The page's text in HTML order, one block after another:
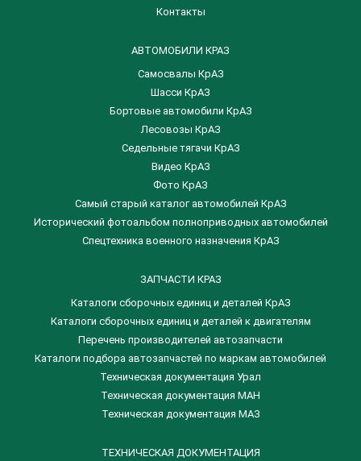
Контакты
АВТОМОБИЛИ КРАЗ
Самосвалы КрАЗ
Шасси КрАЗ
Бортовые автомобили КрАЗ
Лесовозы КрАЗ
Седельные тягачи КрАЗ
Видео КрАЗ
Фото КрАЗ
Самый старый каталог автомобилей КрАЗ
Исторический фотоальбом полноприводных автомобилей
Спецтехника военного назначения КрАЗ
ЗАПЧАСТИ КРАЗ
Каталоги сборочных единиц и деталей КрАЗ
​Каталоги сборочных единиц и деталей к двигателям
Перечень производителей автозапчасти
Каталоги подбора автозапчастей по маркам автомобилей
Техническая документация Урал
Техническая документация МАН
Техническая документация МАЗ
ТЕХНИЧЕСКАЯ ДОКУМЕНТАЦИЯ